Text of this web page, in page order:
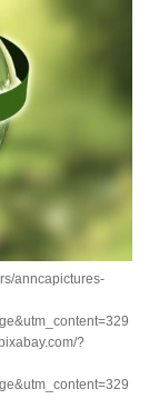
anncapictures-
?